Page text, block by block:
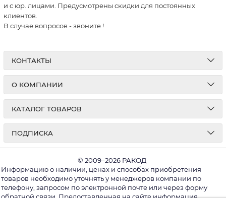
и с юр. лицами. Предусмотрены скидки для постоянных
клиентов.
В случае вопросов - звоните !
КОНТАКТЫ
О КОМПАНИИ
КАТАЛОГ ТОВАРОВ
ПОДПИСКА
© 2009–2026 РАКОД
Информацию о наличии, ценах и способах приобретения
товаров необходимо уточнять у менеджеров компании по
телефону, запросом по электронной почте или через форму